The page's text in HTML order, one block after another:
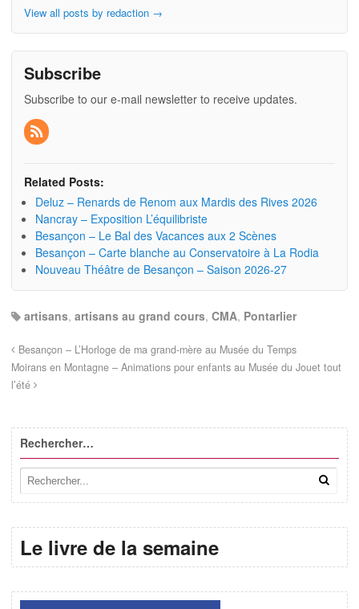
View all posts by redaction →
Subscribe
Subscribe to our e-mail newsletter to receive updates.
Related Posts:
Deluz – Renards de Renom aux Mardis des Rives 2026
Nancray – Exposition L’équilibriste
Besançon – Le Bal des Vacances aux 2 Scènes
Besançon – Carte blanche au Conservatoire à La Rodia
Nouveau Théâtre de Besançon – Saison 2026-27
artisans, artisans au grand cours, CMA, Pontarlier
Besançon – L’Horloge de ma grand-mère au Musée du Temps
Moirans en Montagne – Animations pour enfants au Musée du Jouet tout
l’été
Rechercher…
Le livre de la semaine